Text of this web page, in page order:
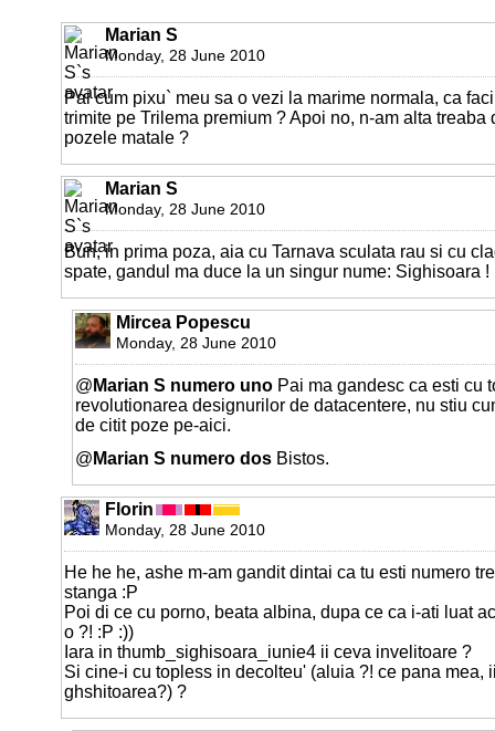
Marian S
Monday, 28 June 2010
Pai cum pixu` meu sa o vezi la marime normala, ca
trimite pe Trilema premium ? Apoi no, n-am alta treaba
pozele matale ?
Marian S
Monday, 28 June 2010
Bun, in prima poza, aia cu Tarnava sculata rau si cu
spate, gandul ma duce la un singur nume: Sighisoara !
Mircea Popescu
Monday, 28 June 2010
@ Marian S numero uno Pai ma gandesc ca esti cu
revolutionarea designurilor de datacentere, nu stiu
de citit poze pe-aici.
@ Marian S numero dos Bistos.
Florin
Monday, 28 June 2010
He he he, ashe m-am gandit dintai ca tu esti numero
stanga :P
Poi di ce cu porno, beata albina, dupa ce ca i-ati luat
o ?! :P :))
Iara in thumb_sighisoara_iunie4 ii ceva invelitoare ?
Si cine-i cu topless in decolteu' (aluia ?! ce pana mea,
ghshitoarea?) ?